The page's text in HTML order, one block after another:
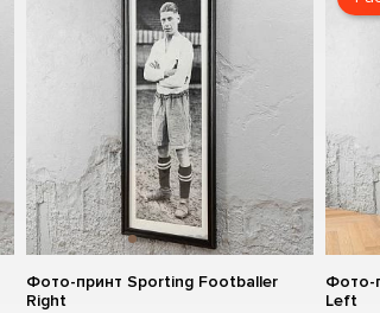
Фото-принт Sporting Footballer
Right
Фото-
Left